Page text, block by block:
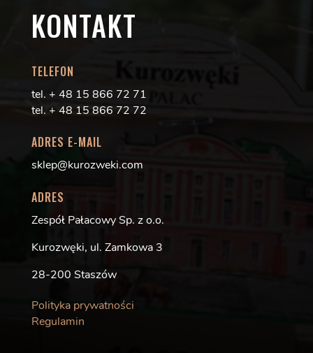
KONTAKT
TELEFON
tel. + 48 15 866 72 71
tel. + 48 15 866 72 72
ADRES E-MAIL
sklep@kurozweki.com
ADRES
Zespół Pałacowy Sp. z o.o.
Kurozwęki, ul. Zamkowa 3
28-200 Staszów
Polityka prywatności
Regulamin